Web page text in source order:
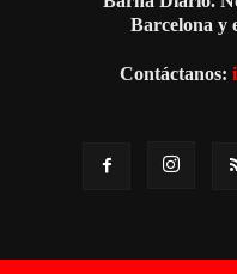
Barcelona y
Contáctanos: